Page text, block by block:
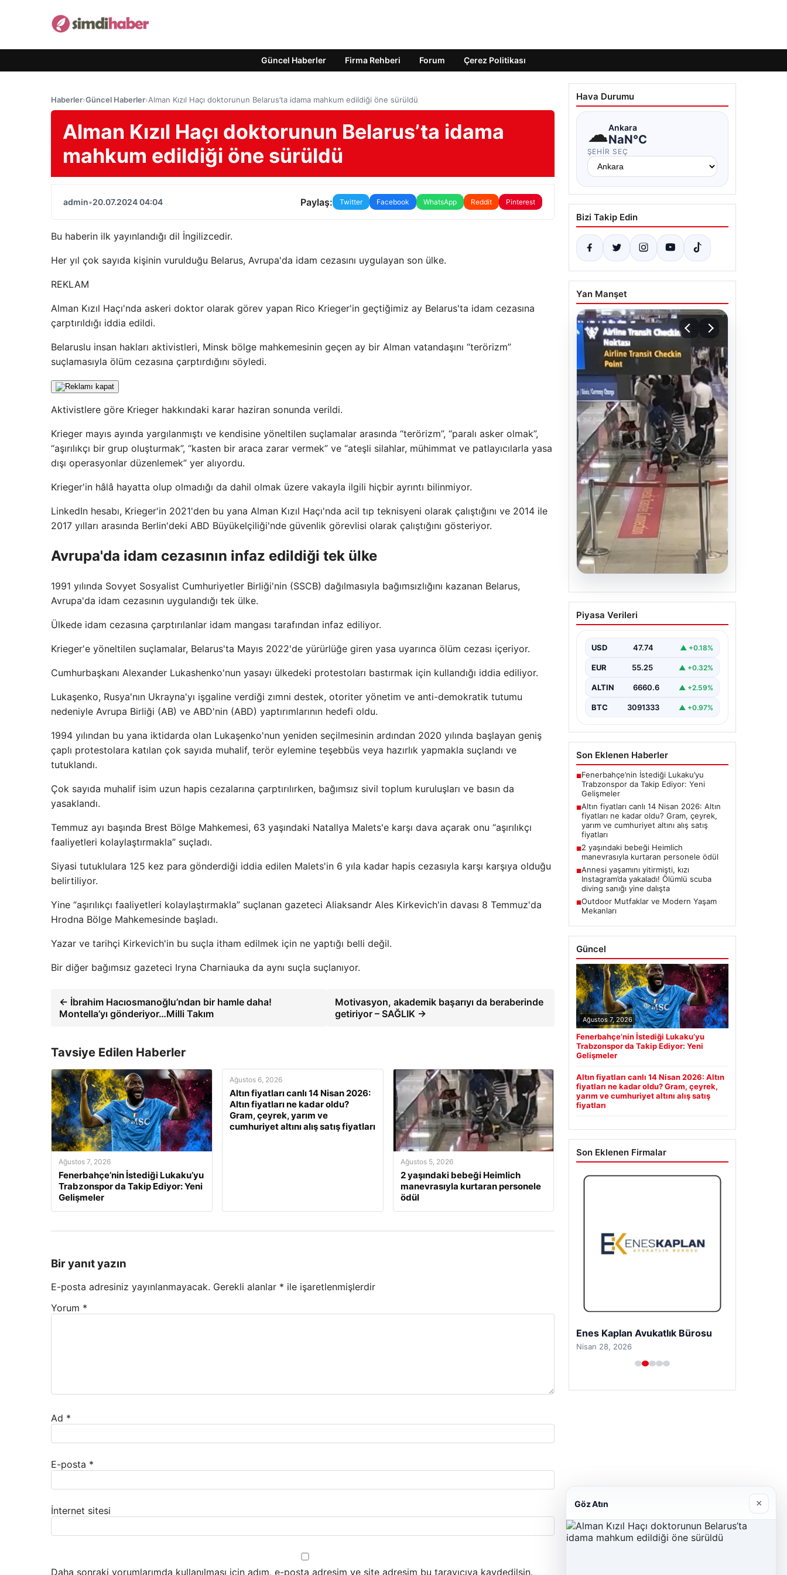
Güncel Haberler Firma Rehberi Forum Çerez Politikası
Haberler›Güncel Haberler›Alman Kızıl Haçı doktorunun Belarus’ta idama mahkum edildiği öne sürüldü
Alman Kızıl Haçı doktorunun Belarus’ta idama
mahkum edildiği öne sürüldü
admin•20.07.2024 04:04 Paylaş: Twitter Facebook WhatsApp Reddit Pinterest
Bu haberin ilk yayınlandığı dil İngilizcedir.
Her yıl çok sayıda kişinin vurulduğu Belarus, Avrupa'da idam cezasını uygulayan son ülke.
REKLAM
Alman Kızıl Haçı'nda askeri doktor olarak görev yapan Rico Krieger'in geçtiğimiz ay Belarus'ta idam cezasına
çarptırıldığı iddia edildi.
Belaruslu insan hakları aktivistleri, Minsk bölge mahkemesinin geçen ay bir Alman vatandaşını “terörizm”
suçlamasıyla ölüm cezasına çarptırdığını söyledi.
Aktivistlere göre Krieger hakkındaki karar haziran sonunda verildi.
Krieger mayıs ayında yargılanmıştı ve kendisine yöneltilen suçlamalar arasında “terörizm”, “paralı asker olmak”,
“aşırılıkçı bir grup oluşturmak”, “kasten bir araca zarar vermek” ve “ateşli silahlar, mühimmat ve patlayıcılarla yasa
dışı operasyonlar düzenlemek” yer alıyordu.
Krieger'in hâlâ hayatta olup olmadığı da dahil olmak üzere vakayla ilgili hiçbir ayrıntı bilinmiyor.
LinkedIn hesabı, Krieger'in 2021'den bu yana Alman Kızıl Haçı'nda acil tıp teknisyeni olarak çalıştığını ve 2014 ile
2017 yılları arasında Berlin'deki ABD Büyükelçiliği'nde güvenlik görevlisi olarak çalıştığını gösteriyor.
Avrupa'da idam cezasının infaz edildiği tek ülke
1991 yılında Sovyet Sosyalist Cumhuriyetler Birliği'nin (SSCB) dağılmasıyla bağımsızlığını kazanan Belarus,
Avrupa'da idam cezasının uygulandığı tek ülke.
Ülkede idam cezasına çarptırılanlar idam mangası tarafından infaz ediliyor.
Krieger'e yöneltilen suçlamalar, Belarus'ta Mayıs 2022'de yürürlüğe giren yasa uyarınca ölüm cezası içeriyor.
Cumhurbaşkanı Alexander Lukashenko'nun yasayı ülkedeki protestoları bastırmak için kullandığı iddia ediliyor.
Lukaşenko, Rusya'nın Ukrayna'yı işgaline verdiği zımni destek, otoriter yönetim ve anti-demokratik tutumu
nedeniyle Avrupa Birliği (AB) ve ABD'nin (ABD) yaptırımlarının hedefi oldu.
1994 yılından bu yana iktidarda olan Lukaşenko'nun yeniden seçilmesinin ardından 2020 yılında başlayan geniş
çaplı protestolara katılan çok sayıda muhalif, terör eylemine teşebbüs veya hazırlık yapmakla suçlandı ve
tutuklandı.
Çok sayıda muhalif isim uzun hapis cezalarına çarptırılırken, bağımsız sivil toplum kuruluşları ve basın da
yasaklandı.
Temmuz ayı başında Brest Bölge Mahkemesi, 63 yaşındaki Natallya Malets'e karşı dava açarak onu “aşırılıkçı
faaliyetleri kolaylaştırmakla” suçladı.
Siyasi tutuklulara 125 kez para gönderdiği iddia edilen Malets'in 6 yıla kadar hapis cezasıyla karşı karşıya olduğu
belirtiliyor.
Yine “aşırılıkçı faaliyetleri kolaylaştırmakla” suçlanan gazeteci Aliaksandr Ales Kirkevich'in davası 8 Temmuz'da
Hrodna Bölge Mahkemesinde başladı.
Yazar ve tarihçi Kirkevich'in bu suçla itham edilmek için ne yaptığı belli değil.
Bir diğer bağımsız gazeteci Iryna Charniauka da aynı suçla suçlanıyor.
← İbrahim Hacıosmanoğlu’ndan bir hamle daha!
Montella’yı gönderiyor…Milli Takım
Motivasyon, akademik başarıyı da beraberinde
getiriyor – SAĞLIK →
Tavsiye Edilen Haberler
Ağustos 7, 2026
Fenerbahçe’nin İstediği Lukaku’yu
Trabzonspor da Takip Ediyor: Yeni
Gelişmeler
Ağustos 6, 2026
Altın fiyatları canlı 14 Nisan 2026:
Altın fiyatları ne kadar oldu?
Gram, çeyrek, yarım ve
cumhuriyet altını alış satış fiyatları
Ağustos 5, 2026
2 yaşındaki bebeği Heimlich
manevrasıyla kurtaran personele
ödül
Bir yanıt yazın
E-posta adresiniz yayınlanmayacak. Gerekli alanlar * ile işaretlenmişlerdir
Yorum *
Ad *
E-posta *
İnternet sitesi
Daha sonraki yorumlarımda kullanılması için adım, e-posta adresim ve site adresim bu tarayıcıya kaydedilsin.
Hava Durumu
☁Ankara
NaN°C
ŞEHIR SEÇ
Bizi Takip Edin
Yan Manşet
05.08.2026
2 yaşındaki bebeği
Heimlich manevrasıyla
{“title”: “2 Yaşındaki Bebeği
Görevlilere Takdir Belgesi”,
Piyasa Verileri
USD 47.74 ▲ +0.18%
EUR 55.25 ▲ +0.32%
ALTIN 6660.6 ▲ +2.59%
BTC 3091333 ▲ +0.97%
Son Eklenen Haberler
■Fenerbahçe’nin İstediği Lukaku’yu
Trabzonspor da Takip Ediyor: Yeni
Gelişmeler
■Altın fiyatları canlı 14 Nisan 2026: Altın
fiyatları ne kadar oldu? Gram, çeyrek,
yarım ve cumhuriyet altını alış satış
fiyatları
■2 yaşındaki bebeği Heimlich
manevrasıyla kurtaran personele ödül
■Annesi yaşamını yitirmişti, kızı
Instagram’da yakaladı! Ölümlü scuba
diving sanığı yine dalışta
■Outdoor Mutfaklar ve Modern Yaşam
Mekanları
Güncel
Ağustos 7, 2026
Fenerbahçe’nin İstediği Lukaku’yu
Trabzonspor da Takip Ediyor: Yeni
Gelişmeler
Altın fiyatları canlı 14 Nisan 2026: Altın
fiyatları ne kadar oldu? Gram, çeyrek,
yarım ve cumhuriyet altını alış satış
fiyatları
Son Eklenen Firmalar
Trend Yapı Akustik
Nisan 18, 2026
Göz Atın ×